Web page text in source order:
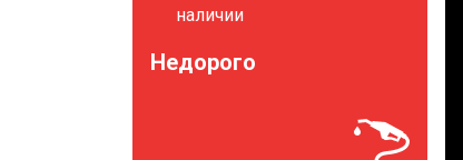
наличии
Недорого